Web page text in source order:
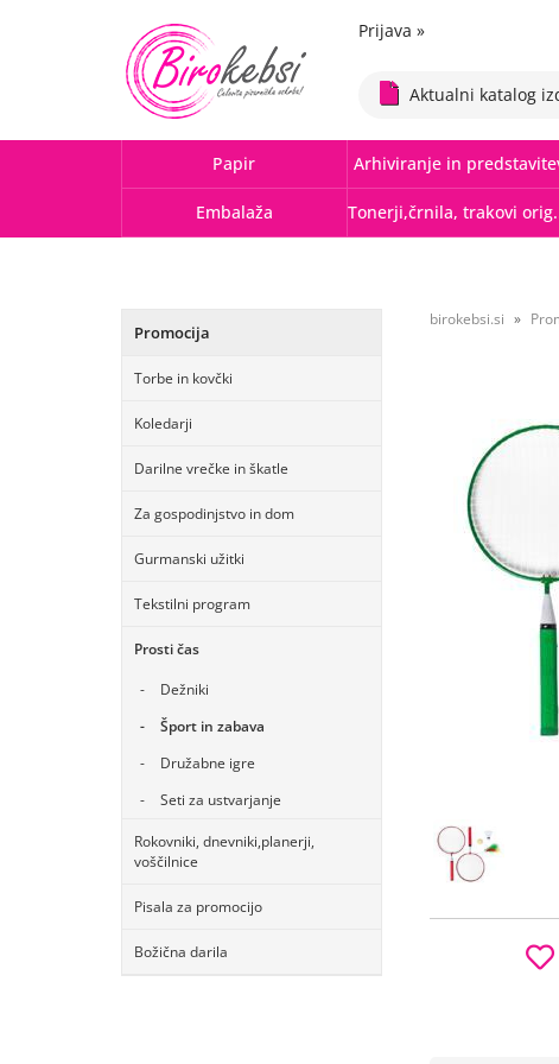
Prijava »
Aktualni katalog
Papir Arhiviranje in
Embalaža
Promocija
Torbe in kovčki
Koledarji
Darilne vrečke in škatle
Za gospodinjstvo in dom
Gurmanski užitki
Tekstilni program
Prosti čas
Dežniki
Šport in zabava
Družabne igre
Seti za ustvarjanje
Rokovniki, dnevniki,planerji,
voščilnice
Pisala za promocijo
Božična darila
birokebsi.si